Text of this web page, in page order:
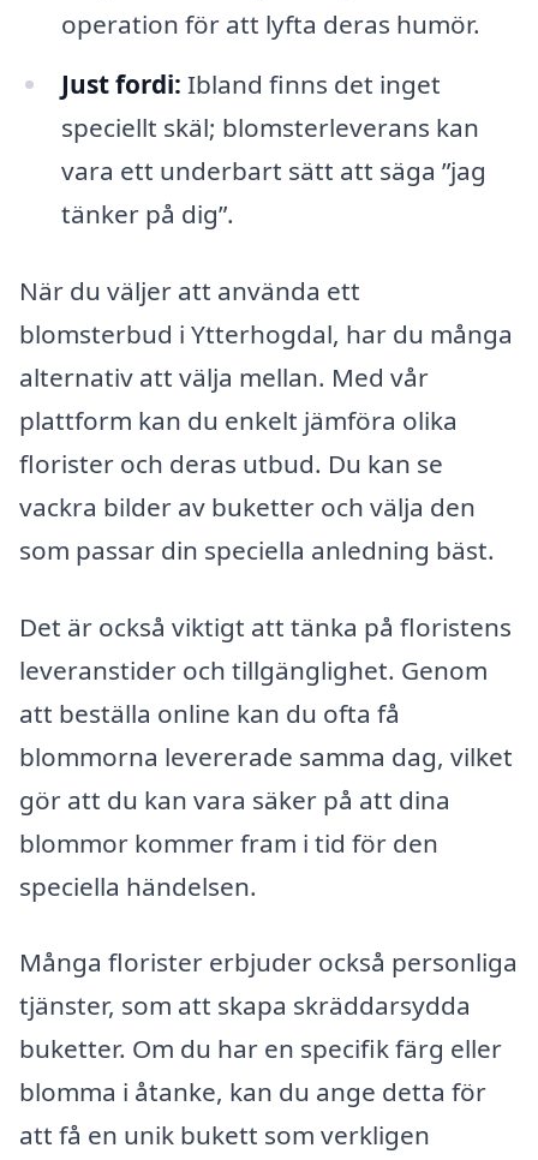
operation för att lyfta deras humör.
Just fordi: Ibland finns det inget
speciellt skäl; blomsterleverans kan
vara ett underbart sätt att säga ”jag
tänker på dig”.
När du väljer att använda ett
blomsterbud i Ytterhogdal, har du många
alternativ att välja mellan. Med vår
plattform kan du enkelt jämföra olika
florister och deras utbud. Du kan se
vackra bilder av buketter och välja den
som passar din speciella anledning bäst.
Det är också viktigt att tänka på floristens
leveranstider och tillgänglighet. Genom
att beställa online kan du ofta få
blommorna levererade samma dag, vilket
gör att du kan vara säker på att dina
blommor kommer fram i tid för den
speciella händelsen.
Många florister erbjuder också personliga
tjänster, som att skapa skräddarsydda
buketter. Om du har en specifik färg eller
blomma i åtanke, kan du ange detta för
att få en unik bukett som verkligen